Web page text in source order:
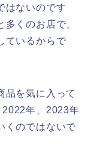
はないのです
くのお店で、
ているからで
品を気に入って
年、2023年
くのではないで